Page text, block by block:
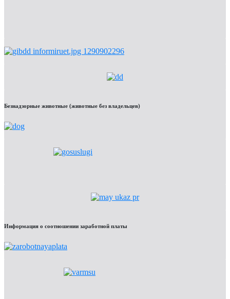
Безнадзорные животные (животные без владельцев)
Информация о соотношении заработной платы